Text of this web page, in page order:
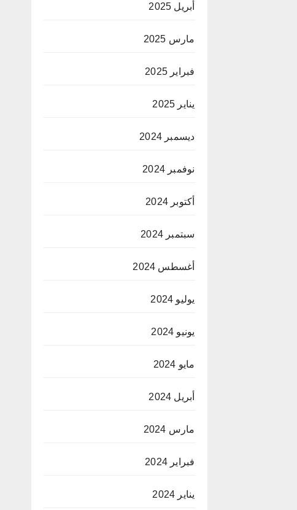
أبريل 2025
مارس 2025
فبراير 2025
يناير 2025
ديسمبر 2024
نوفمبر 2024
أكتوبر 2024
سبتمبر 2024
أغسطس 2024
يوليو 2024
يونيو 2024
مايو 2024
أبريل 2024
مارس 2024
فبراير 2024
يناير 2024